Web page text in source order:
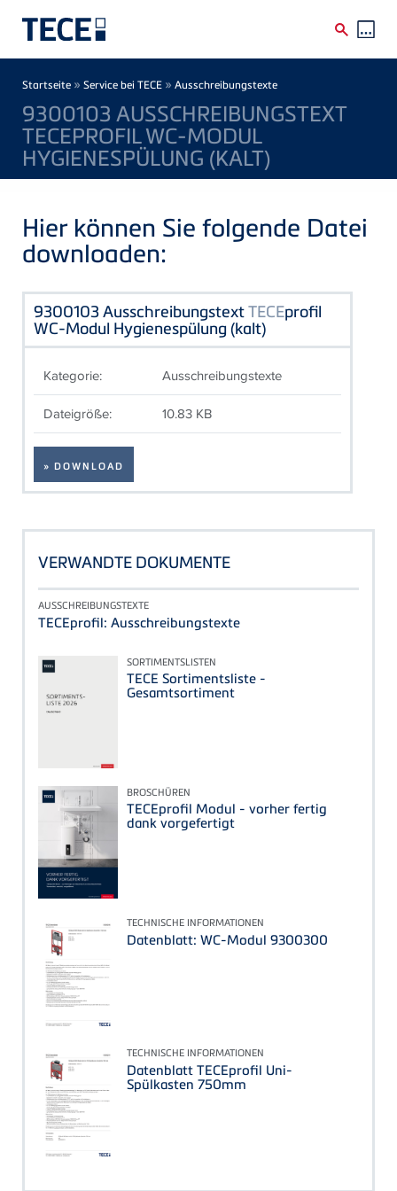
Breadcrumb
Startseite » Service bei TECE » Ausschreibungstexte
9300103 AUSSCHREIBUNGSTEXT
TECEPROFIL WC-MODUL
HYGIENESPÜLUNG (KALT)
Hier können Sie folgende Datei
downloaden:
9300103 AusschreibungstextTECEprofil
WC-Modul Hygienespülung (kalt)
Kategorie: Ausschreibungstexte
Dateigröße: 10.83 KB
» DOWNLOAD
VERWANDTE DOKUMENTE
AUSSCHREIBUNGSTEXTE
TECEprofil: Ausschreibungstexte
SORTIMENTSLISTEN
TECE Sortimentsliste -
Gesamtsortiment
BROSCHÜREN
TECEprofil Modul - vorher fertig
dank vorgefertigt
TECHNISCHE INFORMATIONEN
Datenblatt: WC-Modul 9300300
TECHNISCHE INFORMATIONEN
Datenblatt TECEprofil Uni-
Spülkasten 750mm